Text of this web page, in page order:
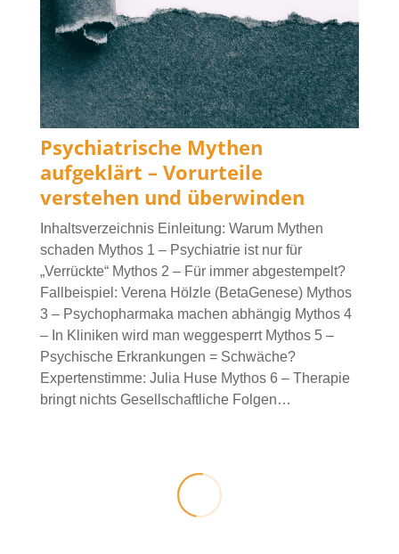
Psychiatrische Mythen
aufgeklärt – Vorurteile
verstehen und überwinden
Inhaltsverzeichnis Einleitung: Warum Mythen
schaden Mythos 1 – Psychiatrie ist nur für
„Verrückte“ Mythos 2 – Für immer abgestempelt?
Fallbeispiel: Verena Hölzle (BetaGenese) Mythos
3 – Psychopharmaka machen abhängig Mythos 4
– In Kliniken wird man weggesperrt Mythos 5 –
Psychische Erkrankungen = Schwäche?
Expertenstimme: Julia Huse Mythos 6 – Therapie
bringt nichts Gesellschaftliche Folgen…